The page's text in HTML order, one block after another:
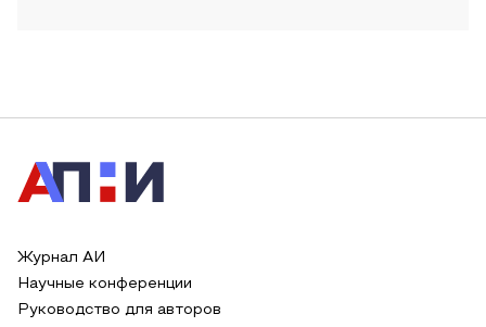
Журнал АИ
Научные конференции
Руководство для авторов